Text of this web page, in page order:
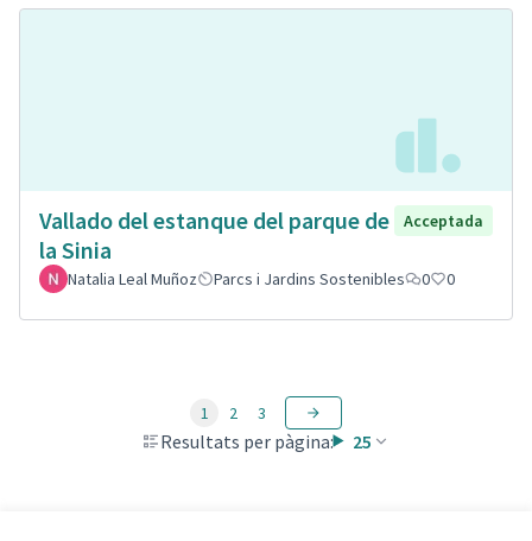
Vallado del estanque del parque de
la Sinia
Acceptada
Natalia Leal Muñoz Parcs i Jardins Sostenibles 0 0
Resultats per pàgina: 25
1 2 3